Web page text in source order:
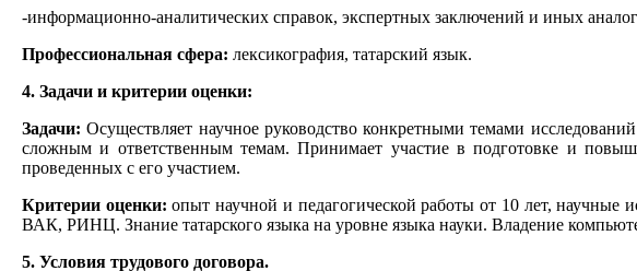
-информационно-аналитических справок, экспертных заключений и иных
Профессиональная сфера: лексикография, татарский язык.
4. Задачи и критерии оценки:
Задачи: Осуществляет научное руководство конкретными темами
сложным и ответственным темам. Принимает участие в подготовке и
проведенных с его участием.
Критерии оценки: опыт научной и педагогической работы от 10 лет,
ВАК, РИНЦ. Знание татарского языка на уровне языка науки. Владение
5. Условия трудового договора.